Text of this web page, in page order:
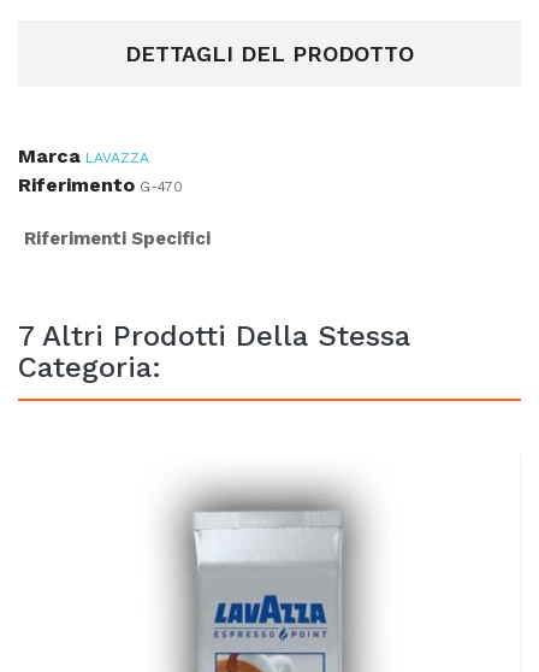
DETTAGLI DEL PRODOTTO
Marca LAVAZZA
Riferimento G-470
Riferimenti Specifici
7 Altri Prodotti Della Stessa
Categoria: